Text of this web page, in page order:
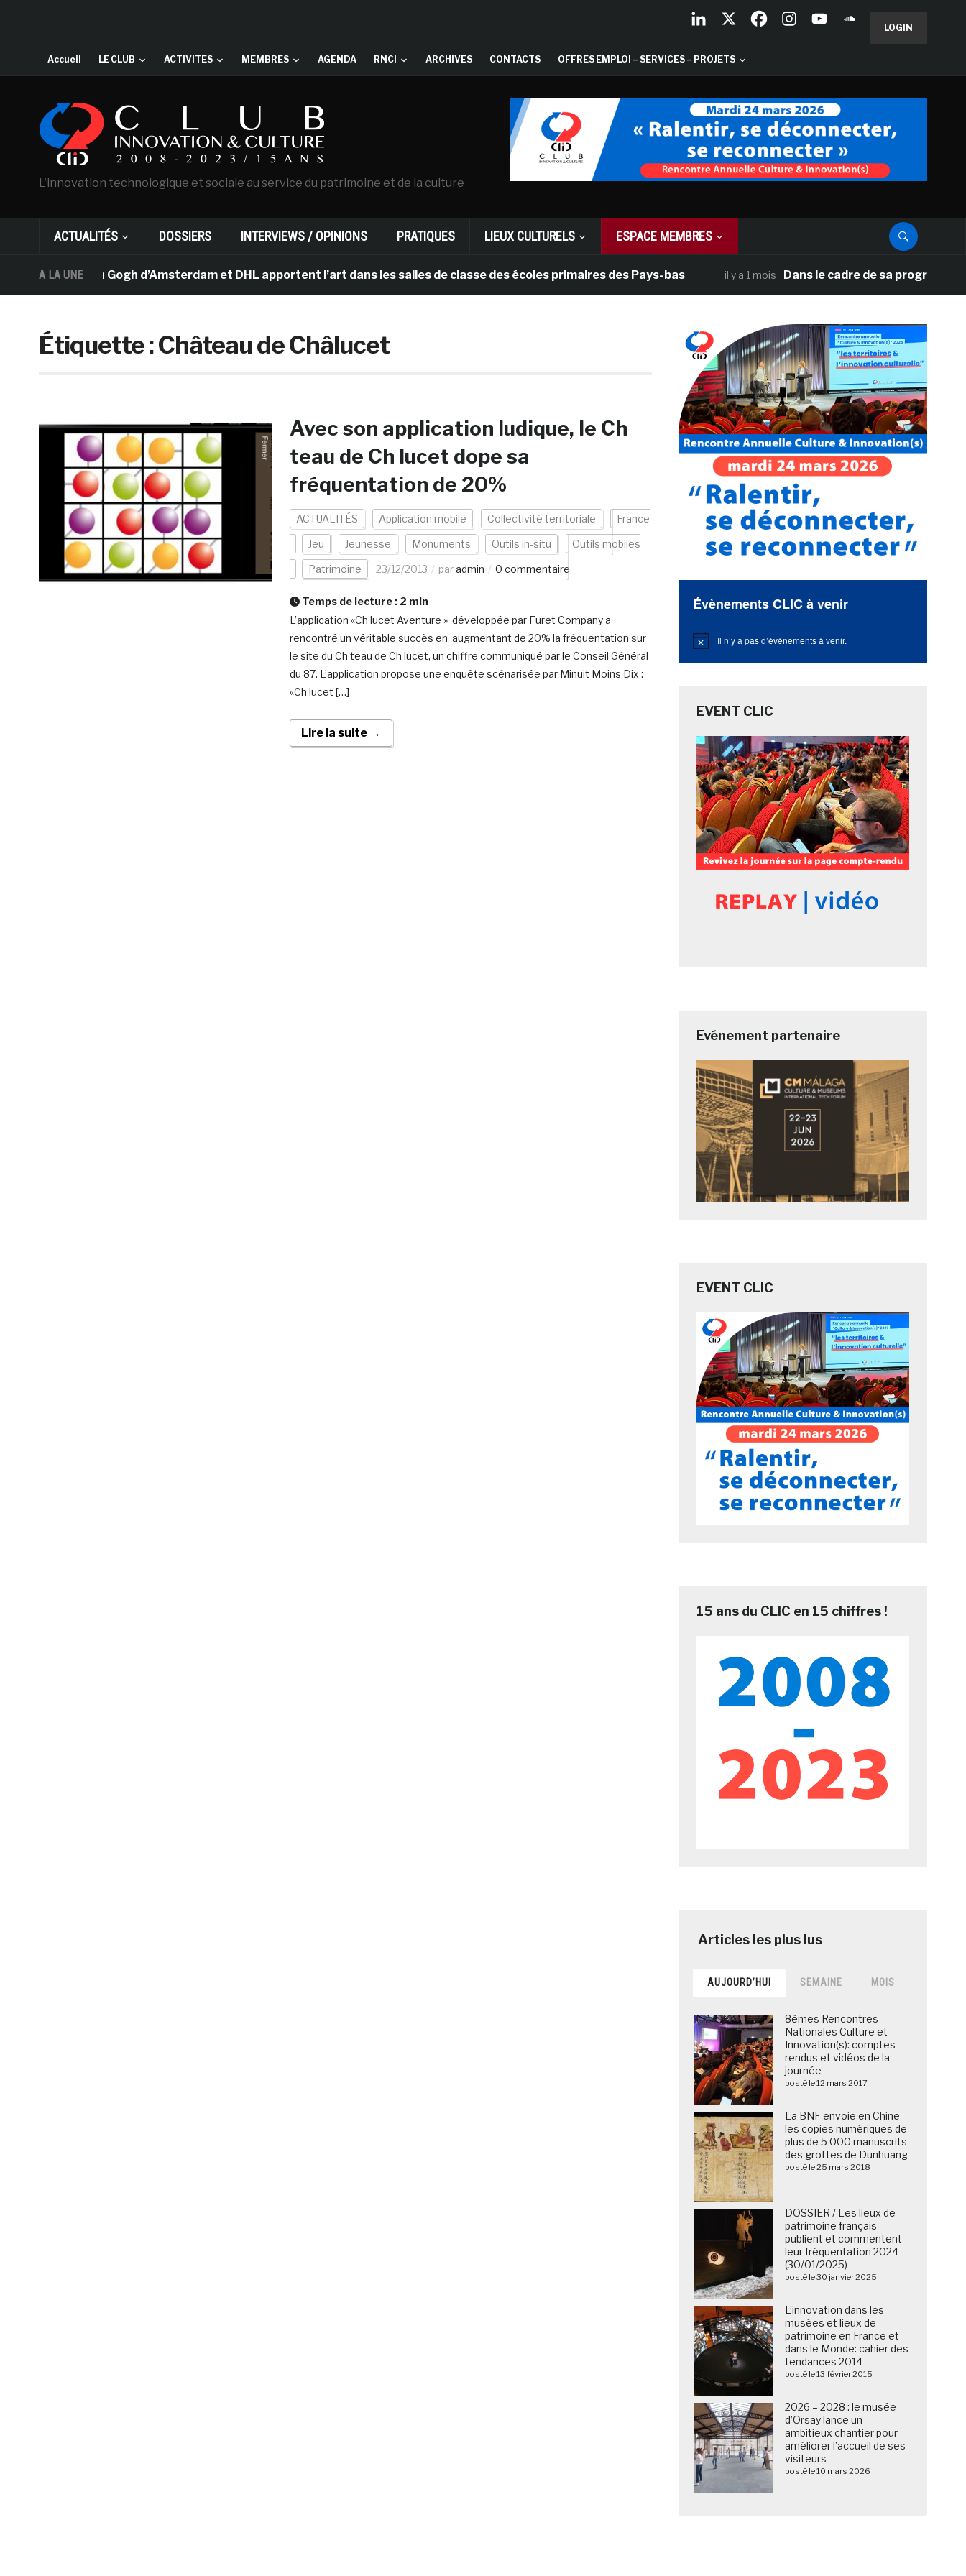
LOGIN
Accueil LE CLUB ACTIVITES MEMBRES AGENDA RNCI ARCHIVES CONTACTS OFFRES EMPLOI – SERVICES – PROJETS
L'innovation technologique et sociale au service du patrimoine et de la culture
ACTUALITÉS DOSSIERS INTERVIEWS / OPINIONS PRATIQUES LIEUX CULTURELS ESPACE MEMBRES
A LA UNE
musée Van Gogh d’Amsterdam et DHL apportent l’art dans les salles de classe des écoles primaires des Pays-bas il y a 1 mois Dans le cadre de sa programmation
Étiquette :Château de Châlucet
Avec son application ludique, le Ch
teau de Ch lucet dope sa
fréquentation de 20%
ACTUALITÉS Application mobile Collectivité territoriale France
Jeu Jeunesse Monuments Outils in-situ Outils mobiles
Patrimoine 23/12/2013 paradmin 0 commentaire
Temps de lecture : 2 min
L’application «Ch lucet Aventure » développée par Furet Company a
rencontré un véritable succès en augmentant de 20% la fréquentation sur
le site du Ch teau de Ch lucet, un chiffre communiqué par le Conseil Général
du 87. L’application propose une enquête scénarisée par Minuit Moins Dix :
«Ch lucet […]
Lire la suite →
Évènements CLIC à venir
Notice Il n’y a pas d’évènements à venir.
EVENT CLIC
Evénement partenaire
EVENT CLIC
15 ans du CLIC en 15 chiffres !
AUJOURD’HUI SEMAINE MOIS
8èmes Rencontres
Nationales Culture et
Innovation(s): comptes-
rendus et vidéos de la
journée
posté le 12 mars 2017
La BNF envoie en Chine
les copies numériques de
plus de 5 000 manuscrits
des grottes de Dunhuang
posté le 25 mars 2018
DOSSIER / Les lieux de
patrimoine français
publient et commentent
leur fréquentation 2024
(30/01/2025)
posté le 30 janvier 2025
L’innovation dans les
musées et lieux de
patrimoine en France et
dans le Monde: cahier des
tendances 2014
posté le 13 février 2015
2026 – 2028 : le musée
d’Orsay lance un
ambitieux chantier pour
améliorer l’accueil de ses
visiteurs
posté le 10 mars 2026